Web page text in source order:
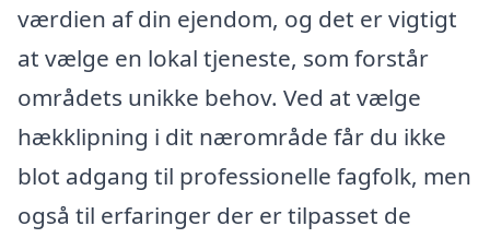
værdien af din ejendom, og det er vigtigt
at vælge en lokal tjeneste, som forstår
områdets unikke behov. Ved at vælge
hækklipning i dit nærområde får du ikke
blot adgang til professionelle fagfolk, men
også til erfaringer der er tilpasset de